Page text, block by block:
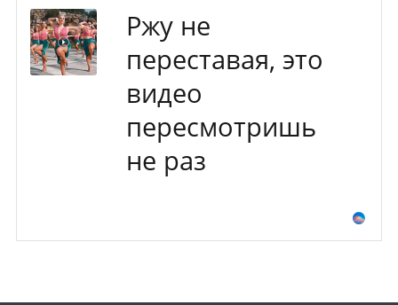
Ржу не
переставая, это
видео
пересмотришь
не раз